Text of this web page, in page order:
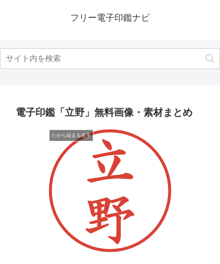
フリー電子印鑑ナビ
電子印鑑「立野」無料画像・素材まとめ
たから始まる名字